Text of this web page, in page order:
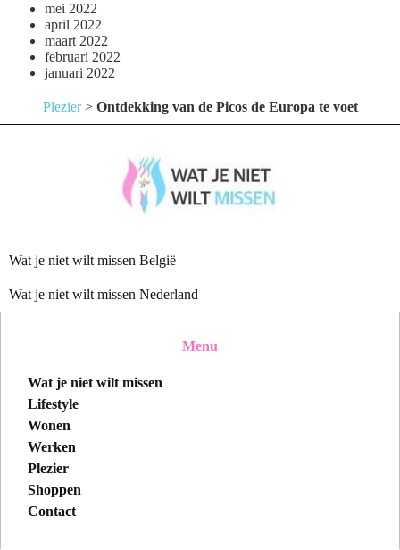
mei 2022
april 2022
maart 2022
februari 2022
januari 2022
Plezier> Ontdekking van de Picos de Europa te voet
Wat je niet wilt missen België
Wat je niet wilt missen Nederland
Menu
Wat je niet wilt missen
Lifestyle
Wonen
Werken
Plezier
Shoppen
Contact